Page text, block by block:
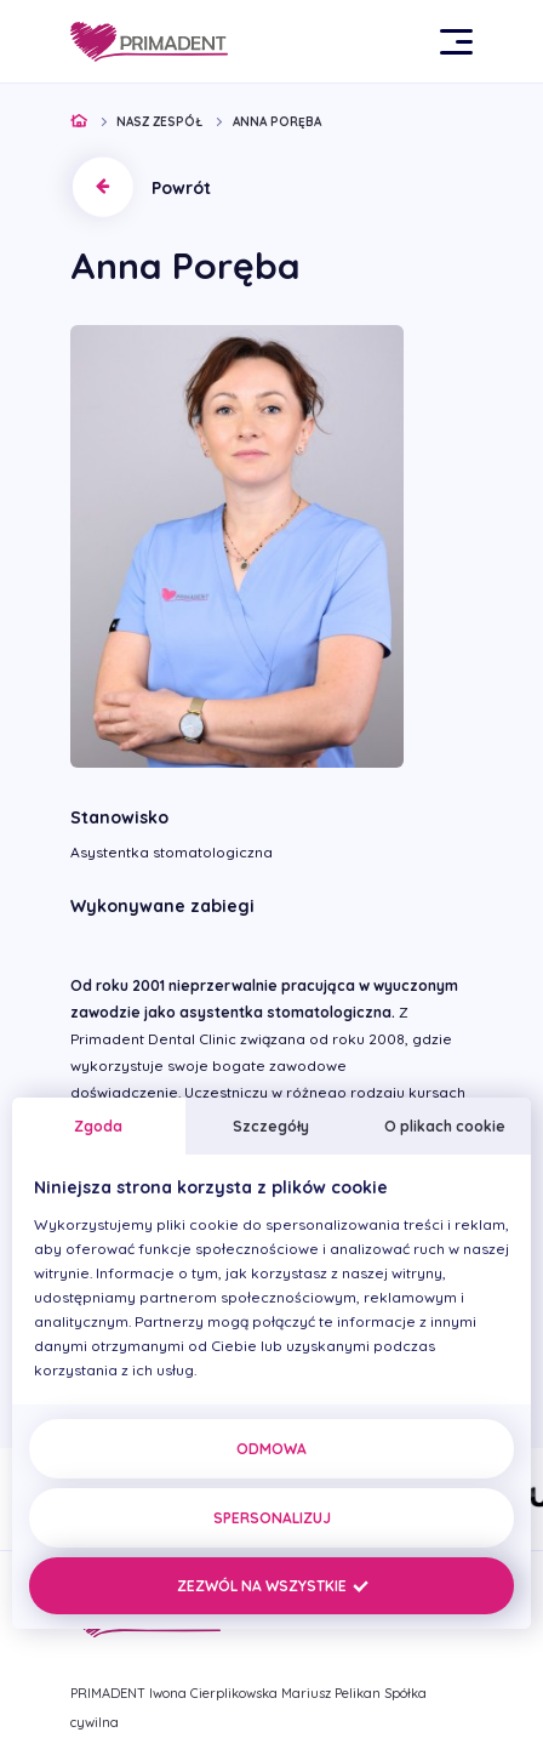
NASZ ZESPÓŁ ANNA PORĘBA
Anna Poręba
Powrót
Stanowisko
Asystentka stomatologiczna
Wykonywane zabiegi
Od roku 2001 nieprzerwalnie pracująca w wyuczonym
zawodzie jako asystentka stomatologiczna. Z
Primadent Dental Clinic związana od roku 2008, gdzie
wykorzystuje swoje bogate zawodowe
doświadczenie. Uczestniczy w różnego rodzaju kursach
specjalistycznych podnoszące kwalifikacje z zakresu
Szczęśliwa mężatka. Prywatnie lubi aktywnie spędzać
czas, podróżując po górach, jeżdżąc na rowerze i
grając w piłkę siatkową, tenisa stołowego oraz
ziemnego. W swojej miejscowości udziela się przy
organizowani pikników rekreacyjno-sportowych. Od
czasu do czasu chętnie sięga po aparat fotograficzny,
którym dokumentuje swoje wycieczki i życie rodziny
PRIMADENT Iwona Cierplikowska Mariusz Pelikan Spółka
cywilna
Zgoda Szczegóły O plikach cookie
Niniejsza strona korzysta z plików cookie
Wykorzystujemy pliki cookie do spersonalizowania treści i reklam,
aby oferować funkcje społecznościowe i analizować ruch w naszej
witrynie. Informacje o tym, jak korzystasz z naszej witryny,
udostępniamy partnerom społecznościowym, reklamowym i
analitycznym. Partnerzy mogą połączyć te informacje z innymi
danymi otrzymanymi od Ciebie lub uzyskanymi podczas
korzystania z ich usług.
ODMOWA
SPERSONALIZUJ
ZEZWÓL NA WSZYSTKIE